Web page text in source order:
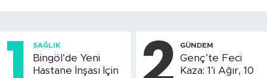
SAĞLIK
Bingöl’de Yeni
Hastane İnşası İçin
GÜNDEM
Genç’te Feci
Kaza: 1’i Ağır, 10